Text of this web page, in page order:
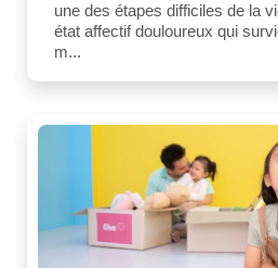
une des étapes difficiles de la
état affectif douloureux qui
m...